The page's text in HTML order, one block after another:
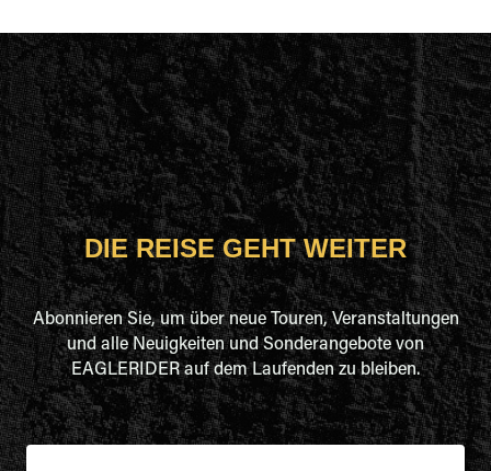
DIE REISE GEHT WEITER
Abonnieren Sie, um über neue Touren, Veranstaltungen
und alle Neuigkeiten und Sonderangebote von
EAGLERIDER auf dem Laufenden zu bleiben.